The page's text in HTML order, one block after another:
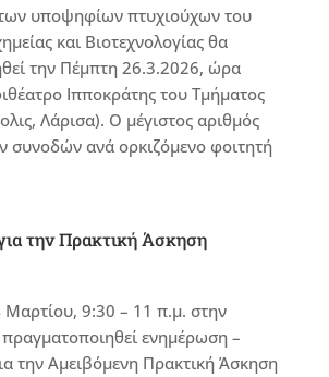
υποψηφίων πτυχιούχων του
και Βιοτεχνολογίας θα
την Πέμπτη 26.3.2026, ώρα
Ιπποκράτης του Τμήματος
Λάρισα). Ο μέγιστος αριθμός
συνοδών ανά ορκιζόμενο φοιτητή
την Πρακτική Άσκηση
Μαρτίου, 9:30 – 11 π.μ. στην
ενημέρωση –
την Αμειβόμενη Πρακτική Άσκηση